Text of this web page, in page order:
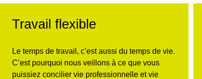
Travail flexible
Le temps de travail, c’est aussi du temps de vie.
C’est pourquoi nous veillons à ce que vous
puissiez concilier vie professionnelle et vie